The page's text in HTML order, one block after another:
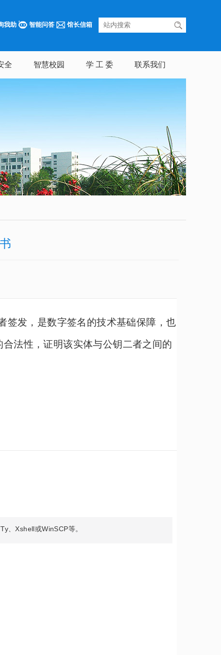
我助 智能问答 馆长信箱
全 智慧校园 学 工 委 联系我们
签发，是数字签名的技术基础保障，也
法性，证明该实体与公钥二者之间的
、Xshell或WinSCP等。